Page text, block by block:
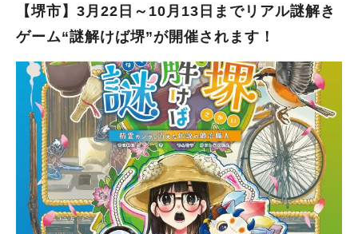
もの。 スマートフォンを使っての謎解きなので、モバイルバッ
中に万が一、事件、事故、盗難などが起こった場合は、自己責任
になります。また、器物損壊などで発生した損害については、参
加者個人の責任となります。納得した上で参加しましょう。 SN
S等で謎解きの解答の公開はやめましょう。 ルールを守って、
安全に参加したいですね。 ■非日常的な体験で達成感を感じよ
う！ 普通に生活していたら、“ナゾ”に出会うことはなかなかない
かもしれません。 浜寺公園ならではの謎解きで、非日常的な没
入体験をしてみませんか？ 家族や友人と一緒に参加したら、仲
も深まるかも！？ ※写真は全て主催提供
【堺市】3月22日～10月13日までリアル謎解き
ゲーム“謎解けば堺”が開催されます！